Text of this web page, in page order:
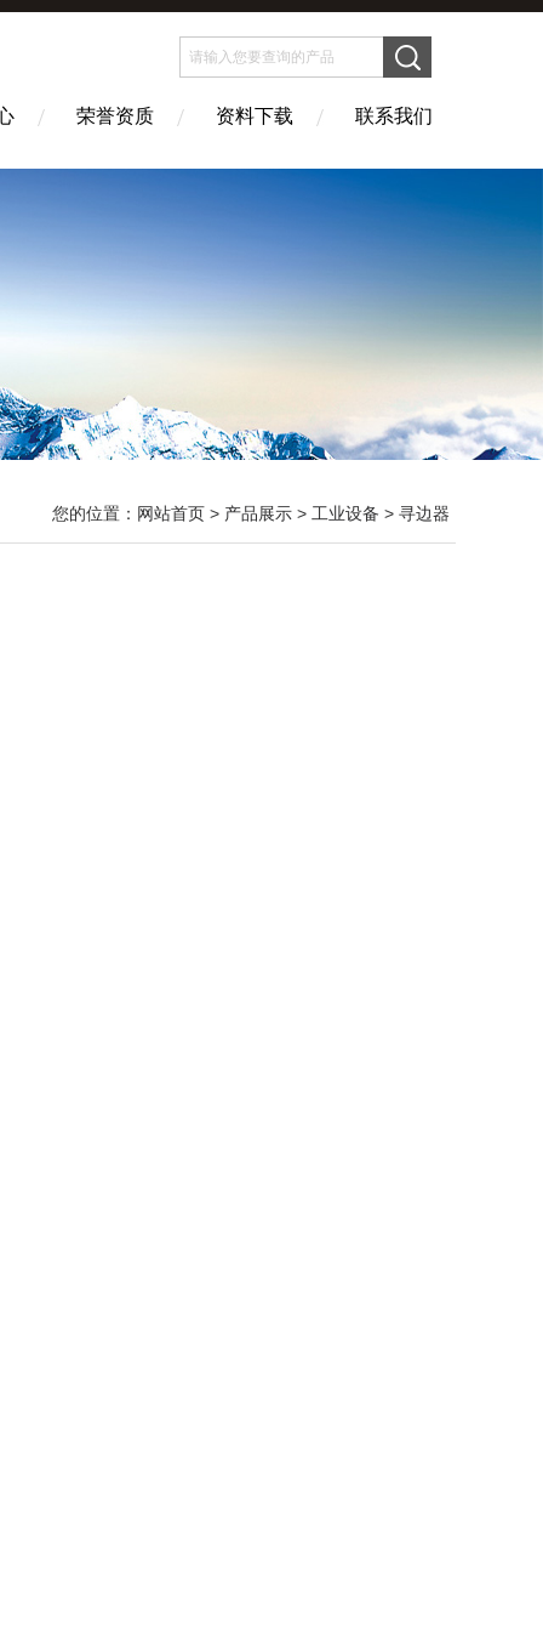
荣誉资质 资料下载 联系我们
您的位置： 网站首页 > 产品展示 > 工业设备 > 寻边器